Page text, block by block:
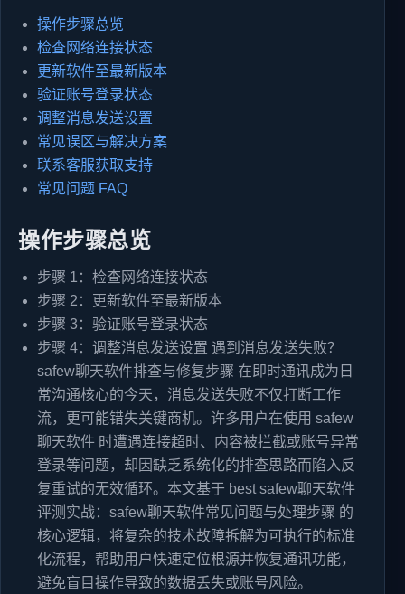
操作步骤总览
检查网络连接状态
更新软件至最新版本
验证账号登录状态
调整消息发送设置
常见误区与解决方案
联系客服获取支持
常见问题 FAQ
操作步骤总览
步骤 1：检查网络连接状态
步骤 2：更新软件至最新版本
步骤 3：验证账号登录状态
步骤 4：调整消息发送设置 遇到消息发送失败？
safew聊天软件排查与修复步骤 在即时通讯成为日
常沟通核心的今天，消息发送失败不仅打断工作
流，更可能错失关键商机。许多用户在使用 safew
聊天软件 时遭遇连接超时、内容被拦截或账号异常
登录等问题，却因缺乏系统化的排查思路而陷入反
复重试的无效循环。本文基于 best safew聊天软件
评测实战：safew聊天软件常见问题与处理步骤 的
核心逻辑，将复杂的技术故障拆解为可执行的标准
化流程，帮助用户快速定位根源并恢复通讯功能，
避免盲目操作导致的数据丢失或账号风险。